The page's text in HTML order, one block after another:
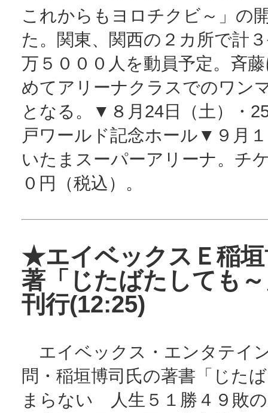
これからもヨロチクビ～」の
た。関東、関西の２カ所で計
万５０００人を動員予定。斉
めてアリーナクラスでのワン
となる。▼８月24日（土）・
戸ワールド記念ホール▼９月
いたまスーパーアリーナ。チ
０円（税込）。
★エイベックスＥ稲垣
著「じたばたしても
刊行(12:25)
エイベックス・エンタテイ
問・稲垣博司氏の著書「じた
まらない 人生５１勝４９敗